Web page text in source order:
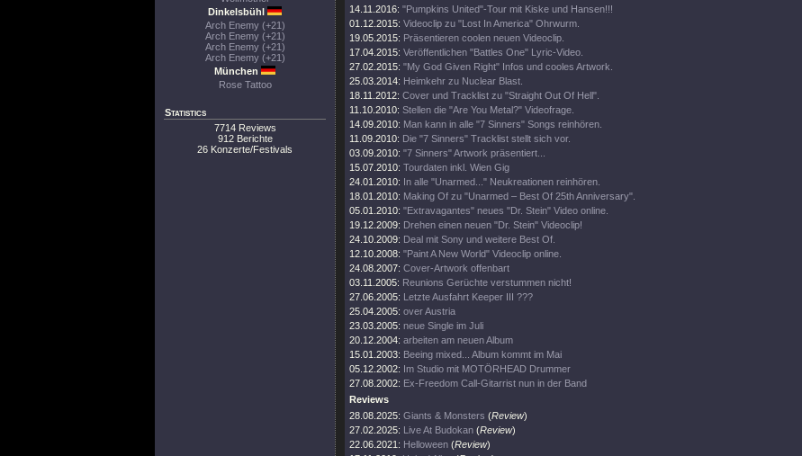
Dinkelsbühl
Arch Enemy (+21)
Arch Enemy (+21)
Arch Enemy (+21)
Arch Enemy (+21)
München
Rose Tattoo
Statistics
7714 Reviews
912 Berichte
26 Konzerte/Festivals
14.11.2016: "Pumpkins United"-Tour mit Kiske und Hansen!!!
01.12.2015: Videoclip zu "Lost In America" Ohrwurm.
19.05.2015: Präsentieren coolen neuen Videoclip.
17.04.2015: Veröffentlichen "Battles One" Lyric-Video.
27.02.2015: "My God Given Right" Infos und cooles Artwork.
25.03.2014: Heimkehr zu Nuclear Blast.
18.11.2012: Cover und Tracklist zu "Straight Out Of Hell".
11.10.2010: Stellen die "Are You Metal?" Videofrage.
14.09.2010: Man kann in alle "7 Sinners" Songs reinhören.
11.09.2010: Die "7 Sinners" Tracklist stellt sich vor.
03.09.2010: "7 Sinners" Artwork präsentiert...
15.07.2010: Tourdaten inkl. Wien Gig
24.01.2010: In alle "Unarmed..." Neukreationen reinhören.
18.01.2010: Making Of zu "Unarmed – Best Of 25th Anniversary".
05.01.2010: "Extravagantes" neues "Dr. Stein" Video online.
19.12.2009: Drehen einen neuen "Dr. Stein" Videoclip!
24.10.2009: Deal mit Sony und weitere Best Of.
12.10.2008: "Paint A New World" Videoclip online.
24.08.2007: Cover-Artwork offenbart
03.11.2005: Reunions Gerüchte verstummen nicht!
27.06.2005: Letzte Ausfahrt Keeper III ???
25.04.2005: over Austria
23.03.2005: neue Single im Juli
20.12.2004: arbeiten am neuen Album
15.01.2003: Beeing mixed... Album kommt im Mai
05.12.2002: Im Studio mit MOTÖRHEAD Drummer
27.08.2002: Ex-Freedom Call-Gitarrist nun in der Band
Reviews
28.08.2025: Giants & Monsters (Review)
27.02.2025: Live At Budokan (Review)
22.06.2021: Helloween (Review)